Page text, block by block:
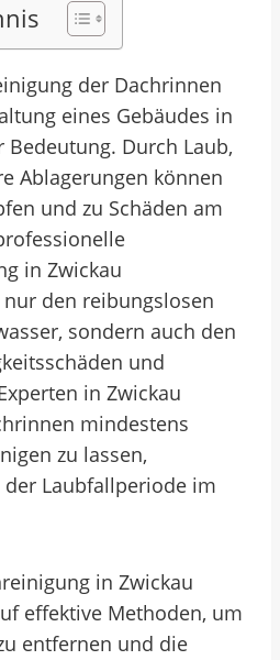
der Dachrinnen
eines Gebäudes in
Durch Laub,
Ablagerungen können
und zu Schäden am
in Zwickau
den reibungslosen
sondern auch den
und
in Zwickau
mindestens
zu lassen,
Laubfallperiode im
in Zwickau
effektive Methoden, um
entfernen und die